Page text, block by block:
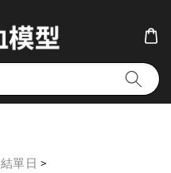
結單日 >